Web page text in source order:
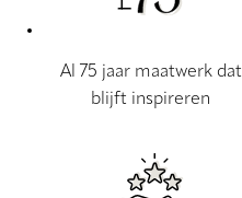
Al 75 jaar maatwerk dat
blijft inspireren